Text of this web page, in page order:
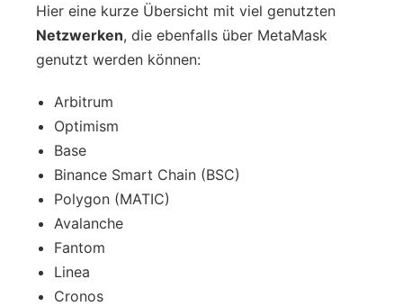
Hier eine kurze Übersicht mit viel genutzten
Netzwerken, die ebenfalls über MetaMask
genutzt werden können:
Arbitrum
Optimism
Base
Binance Smart Chain (BSC)
Polygon (MATIC)
Avalanche
Fantom
Linea
Cronos